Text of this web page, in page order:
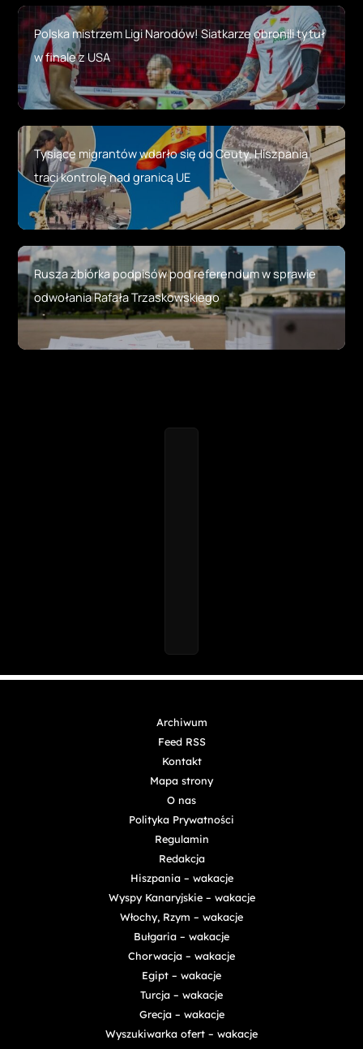
Polska mistrzem Ligi Narodów! Siatkarze obronili tytuł
w finale z USA
Tysiące migrantów wdarło się do Ceuty. Hiszpania
traci kontrolę nad granicą UE
Rusza zbiórka podpisów pod referendum w sprawie
odwołania Rafała Trzaskowskiego
Archiwum
Feed RSS
Kontakt
Mapa strony
O nas
Polityka Prywatności
Regulamin
Redakcja
Hiszpania – wakacje
Wyspy Kanaryjskie – wakacje
Włochy, Rzym – wakacje
Bułgaria – wakacje
Chorwacja – wakacje
Egipt – wakacje
Turcja – wakacje
Grecja – wakacje
Wyszukiwarka ofert – wakacje